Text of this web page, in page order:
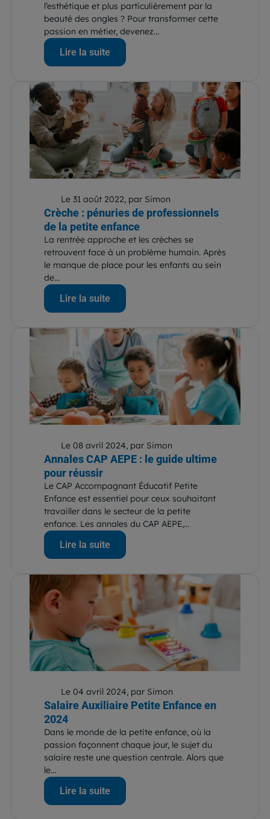
l’esthétique et plus particulièrement par la
beauté des ongles ? Pour transformer cette
passion en métier, devenez...
Lire la suite
Le 31 août 2022, par Simon
Crèche : pénuries de professionnels
de la petite enfance
La rentrée approche et les crèches se
retrouvent face à un problème humain. Après
le manque de place pour les enfants au sein
de...
Lire la suite
Le 08 avril 2024, par Simon
Annales CAP AEPE : le guide ultime
pour réussir
Le CAP Accompagnant Éducatif Petite
Enfance est essentiel pour ceux souhaitant
travailler dans le secteur de la petite
enfance. Les annales du CAP AEPE,...
Lire la suite
Le 04 avril 2024, par Simon
Salaire Auxiliaire Petite Enfance en
2024
Dans le monde de la petite enfance, où la
passion façonnent chaque jour, le sujet du
salaire reste une question centrale. Alors que
le...
Lire la suite